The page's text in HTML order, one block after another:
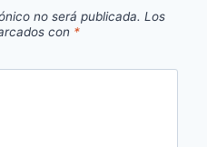
no será publicada. Los
con *